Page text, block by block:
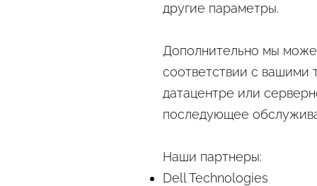
другие параметры.
Дополнительно мы
соответствии с вашими
датацентре или
последующее
Наши партнеры:
Dell Technologies